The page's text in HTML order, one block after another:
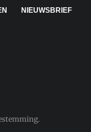
NIEUWSBRIEF